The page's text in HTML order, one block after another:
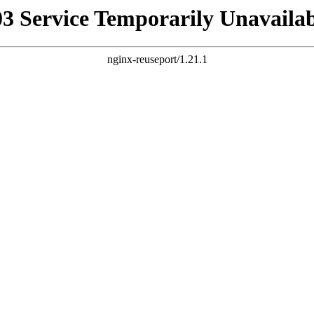
Service Temporarily
nginx-reuseport/1.21.1